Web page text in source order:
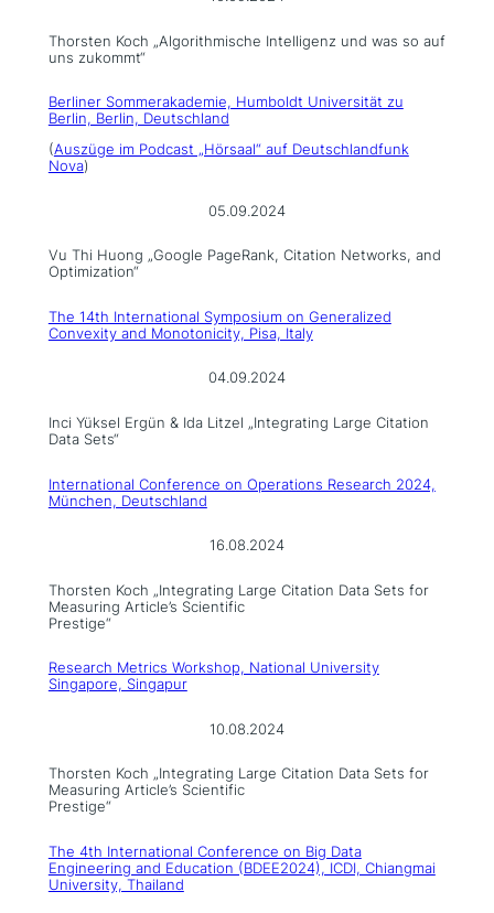
Thorsten Koch „Algorithmische Intelligenz und was so auf
uns zukommt“
Berliner Sommerakademie, Humboldt Universität zu
Berlin, Berlin, Deutschland
(Auszüge im Podcast „Hörsaal“ auf Deutschlandfunk
Nova)
05.09.2024
Vu Thi Huong „Google PageRank, Citation Networks, and
Optimization“
The 14th International Symposium on Generalized
Convexity and Monotonicity, Pisa, Italy
04.09.2024
Inci Yüksel Ergün & Ida Litzel „Integrating Large Citation
Data Sets“
International Conference on Operations Research 2024,
München, Deutschland
16.08.2024
Thorsten Koch „Integrating Large Citation Data Sets for
Measuring Article’s Scientific
Prestige“
Research Metrics Workshop, National University
Singapore, Singapur
10.08.2024
Thorsten Koch „Integrating Large Citation Data Sets for
Measuring Article’s Scientific
Prestige“
The 4th International Conference on Big Data
Engineering and Education (BDEE2024), ICDI, Chiangmai
University, Thailand